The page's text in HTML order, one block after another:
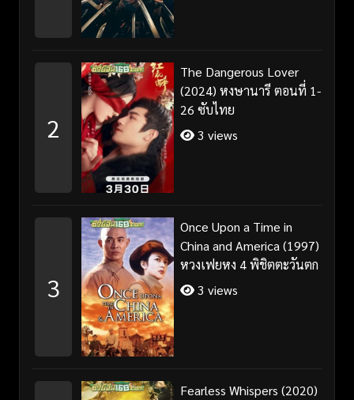
2
The Dangerous Lover
(2024) หงษานารี ตอนที่ 1-
26 ซับไทย
3 views
3
Once Upon a Time in
China and America (1997)
หวงเฟยหง 4 พิชิตตะวันตก
3 views
Fearless Whispers (2020)